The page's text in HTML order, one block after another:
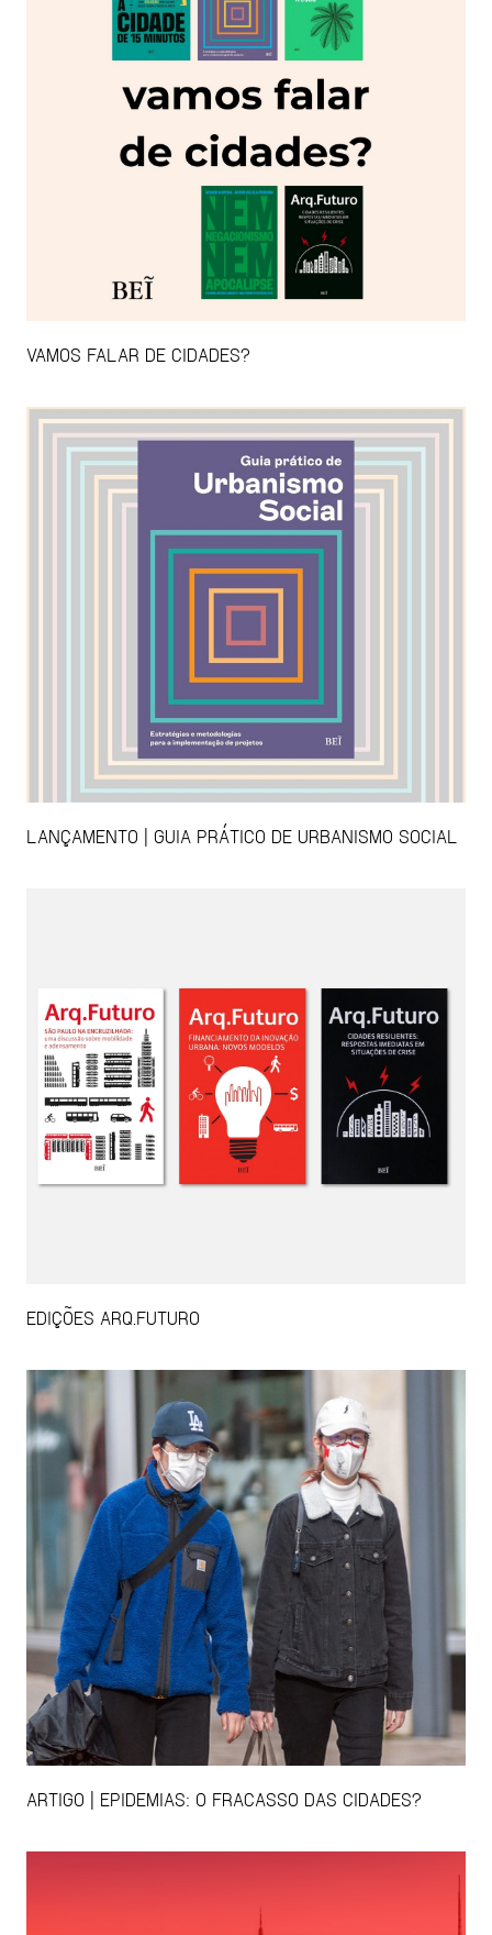
VAMOS FALAR DE CIDADES?
LANÇAMENTO | GUIA PRÁTICO DE URBANISMO SOCIAL
EDIÇÕES ARQ.FUTURO
ARTIGO | EPIDEMIAS: O FRACASSO DAS CIDADES?